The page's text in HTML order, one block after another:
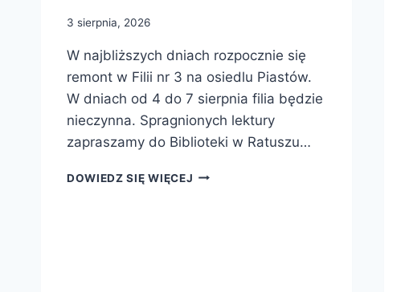
3 sierpnia, 2026
W najbliższych dniach rozpocznie się
remont w Filii nr 3 na osiedlu Piastów.
W dniach od 4 do 7 sierpnia filia będzie
nieczynna. Spragnionych lektury
zapraszamy do Biblioteki w Ratuszu…
DOWIEDZ SIĘ WIĘCEJ FILIA